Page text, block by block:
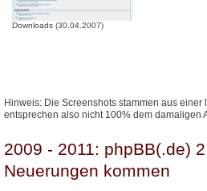
Downloads (30.04.2007)
Hinweis: Die Screenshots stammen aus einer
entsprechen also nicht 100% dem damaligen
2009 - 2011: phpBB(.de)
Neuerungen kommen